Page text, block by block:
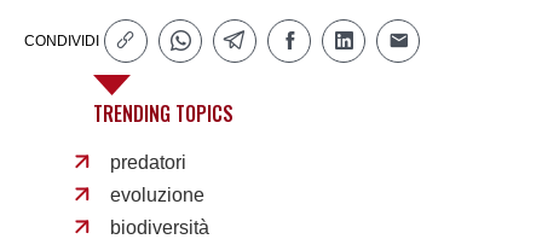
CONDIVIDI
TRENDING TOPICS
predatori
evoluzione
biodiversità